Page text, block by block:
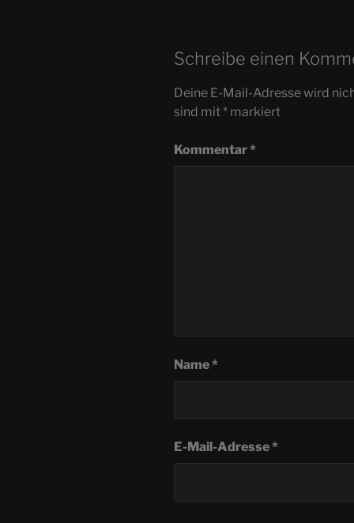
Schreibe einen
Deine E-Mail-Adresse wird
sind mit* markiert
Kommentar*
Name*
E-Mail-Adresse*